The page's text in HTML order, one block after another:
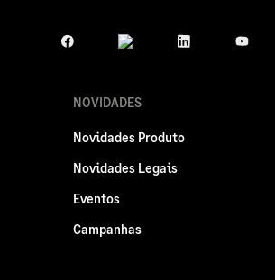
NOVIDADES
Novidades Produto
Novidades Legais
Eventos
Campanhas